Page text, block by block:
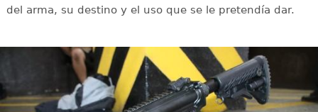
del arma, su destino y el uso que se le pretendía dar.